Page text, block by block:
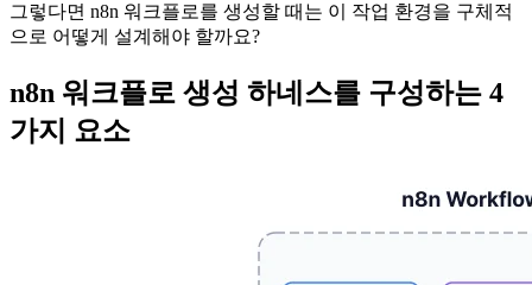
그렇다면 n8n 워크플로를 생성할 때는 이 작업 환경을 구체적
으로 어떻게 설계해야 할까요?
n8n 워크플로 생성 하네스를 구성하는 4
가지 요소